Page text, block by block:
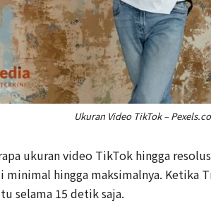
Ukuran Video TikTok –
ukuran video TikTok hingga
minimal hingga maksimalnya. Ketika
selama 15 detik saja.